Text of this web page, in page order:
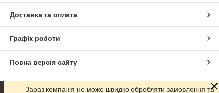
Доставка та оплата
Графік роботи
Повна версія сайту
Сайт створено на маркетплейсі Prom.ua
Зараз компанія не може швидко обробляти замовлення та